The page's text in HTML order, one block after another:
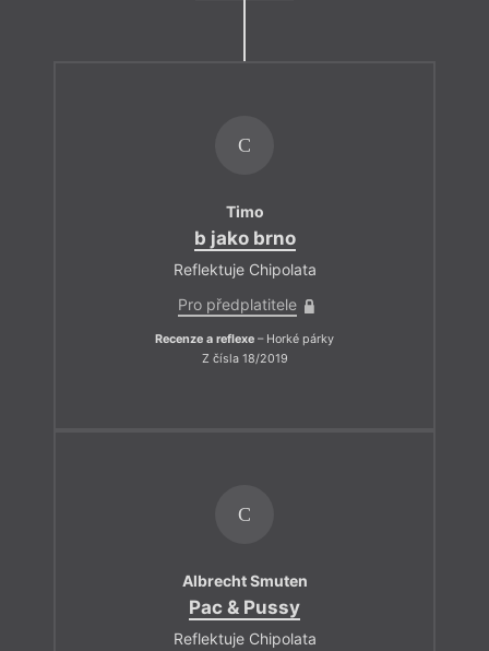
C
Timo
b jako brno
Reflektuje Chipolata
Pro předplatitele
Recenze a reflexe – Horké párky
Z čísla 18/2019
C
Albrecht Smuten
Pac & Pussy
Reflektuje Chipolata